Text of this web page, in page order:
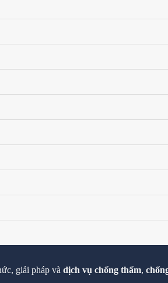
giải pháp và dịch vụ chống thấm,